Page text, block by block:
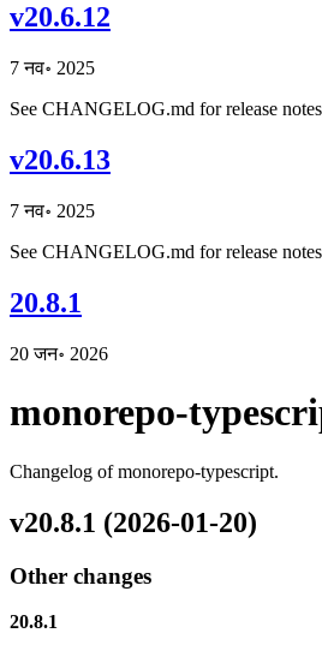
v20.6.12
7 नव॰ 2025
See CHANGELOG.md for release notes
v20.6.13
7 नव॰ 2025
See CHANGELOG.md for release notes
20.8.1
20 जन॰ 2026
monorepo-
Changelog of monorepo-typescript.
v20.8.1 (2026-01-20)
Other changes
20.8.1